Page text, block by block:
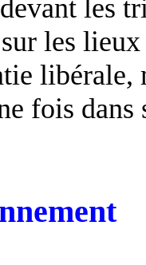
les
les
libérale,
fois dans